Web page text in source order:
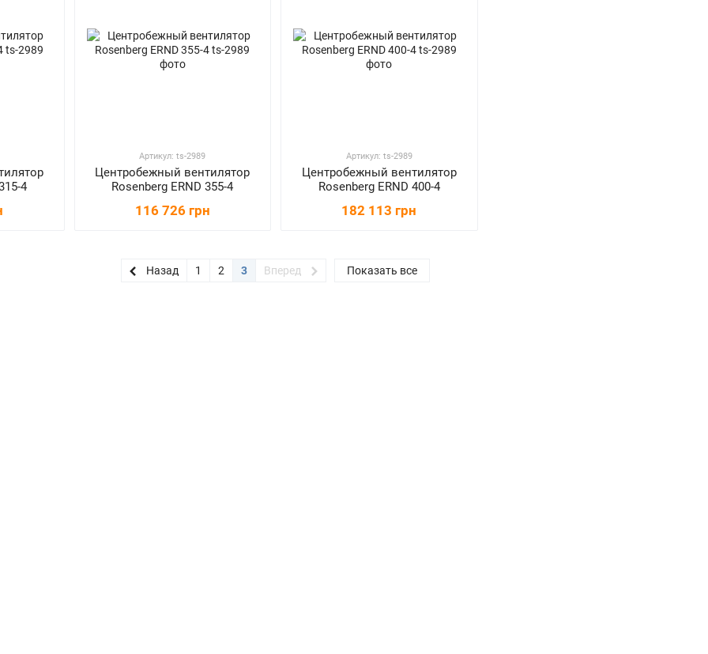
4
Артикул: ts-2989
Центробежный вентилятор
Rosenberg ERND 355-4
116 726 грн
Артикул: ts-2989
Центробежный вентилятор
Rosenberg ERND 400-4
182 113 грн
Назад 1 2 3 Вперед Показать все